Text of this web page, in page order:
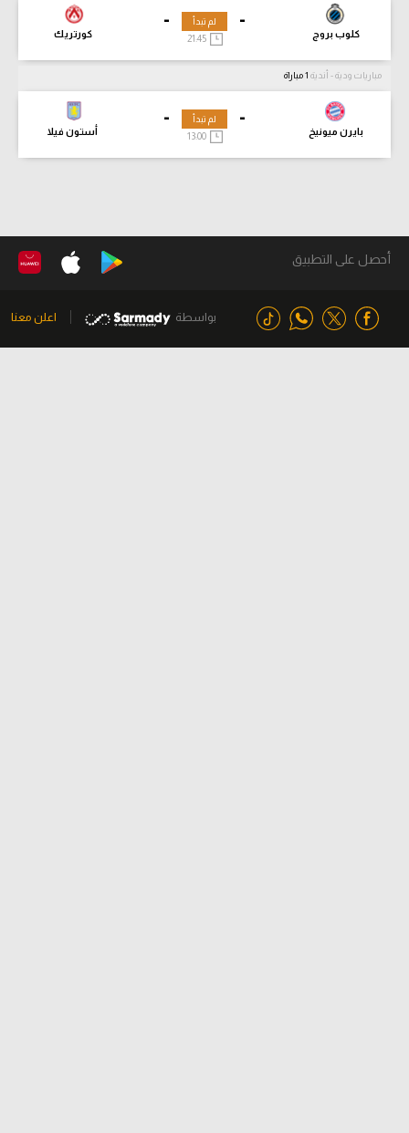
-
كلوب بروج
-
كورتريك
لم تبدأ
21:45
مباريات ودية - أندية
-
بايرن ميونيخ
-
أستون فيلا
لم تبدأ
13:00
أحصل على التطبيق
بواسطة اعلن معنا